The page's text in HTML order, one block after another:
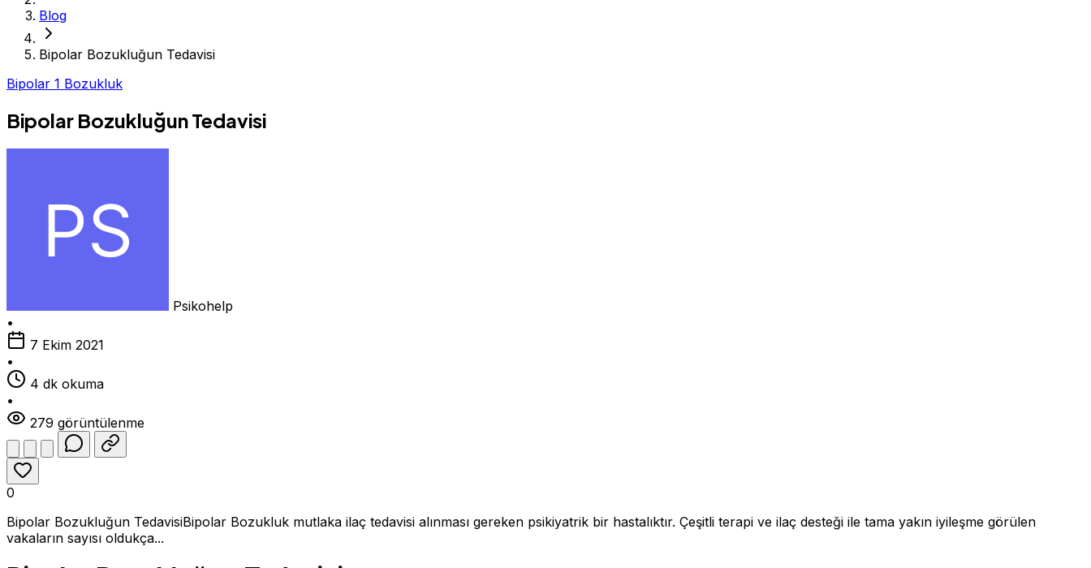
Blog
Bipolar Bozukluğun Tedavisi
Bipolar 1 Bozukluk
Bipolar Bozukluğun Tedavisi
Psikohelp
•
7 Ekim 2021
•
4 dk okuma
•
279 görüntülenme
0
Bipolar Bozukluğun TedavisiBipolar Bozukluk mutlaka ilaç tedavisi alınması gereken psikiyatrik bir hastalıktır. Çeşitli terapi ve ilaç desteği ile tama yakın iyileşme görülen
vakaların sayısı oldukça...